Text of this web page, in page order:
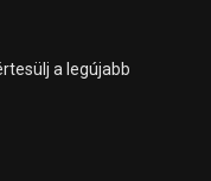
a legújabb